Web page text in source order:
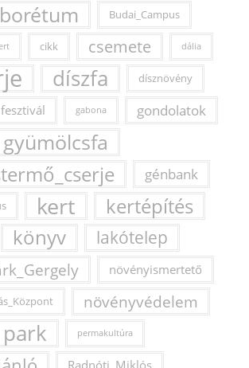
Budai_Campus
cikk csemete dália
díszfa dísznövény
fesztivál gabona gondolatok
gyümölcsfa
génbank
kert kertépítés
könyv lakótelep
növényismertető
növényvédelem
park permakultúra